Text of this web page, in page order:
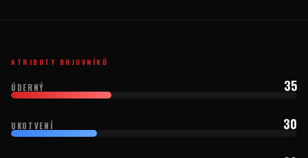
ATRIBUTY BOJOVNÍKŮ
ÚDERNÝ 35
UKOTVENÍ 30